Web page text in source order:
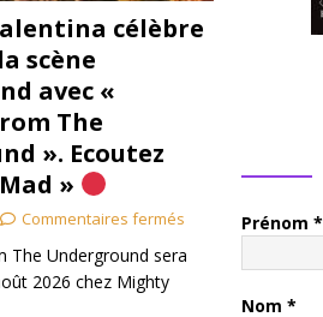
célèbre
scène
avec «
The
». Ecoutez
»
Commentaires fermés
The Underground sera
2026 chez Mighty
Prénom *
Nom *